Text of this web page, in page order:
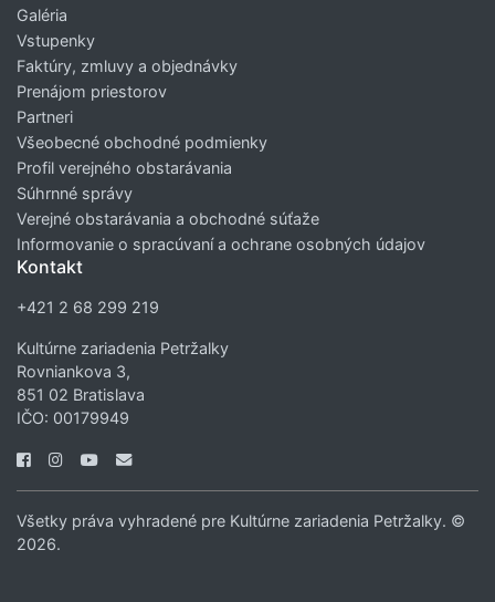
Galéria
Vstupenky
Faktúry, zmluvy a objednávky
Prenájom priestorov
Partneri
Všeobecné obchodné podmienky
Profil verejného obstarávania
Súhrnné správy
Verejné obstarávania a obchodné súťaže
Informovanie o spracúvaní a ochrane osobných údajov
Kontakt
+421 2 68 299 219
Kultúrne zariadenia Petržalky
Rovniankova 3,
851 02 Bratislava
IČO: 00179949
Všetky práva vyhradené pre Kultúrne zariadenia Petržalky. ©
2026.